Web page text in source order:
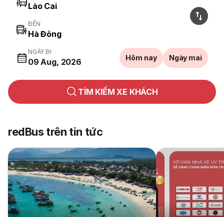
ĐẾN
NGÀY ĐI
09 Aug, 2026 Hôm nay Ngày mai
TÌM KIẾM XE KHÁCH
redBus trên tin tức